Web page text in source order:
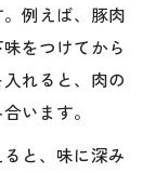
り感で食欲
例えば、豚肉
をつけてから
れると、肉の
います。
と、味に深み